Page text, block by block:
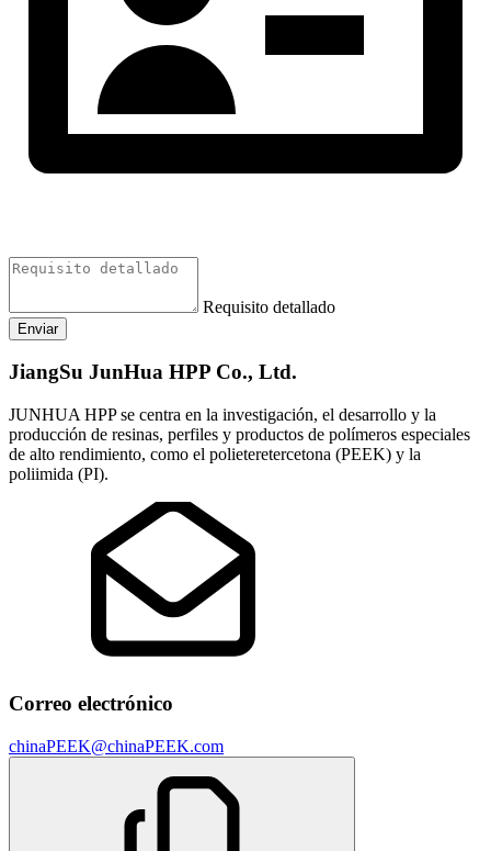
Requisito detallado
Enviar
JiangSu JunHua HPP Co., Ltd.
JUNHUA HPP se centra en la investigación, el desarrollo y la
producción de resinas, perfiles y productos de polímeros especiales
de alto rendimiento, como el polieteretercetona (PEEK) y la
poliimida (PI).
Correo electrónico
chinaPEEK@chinaPEEK.com